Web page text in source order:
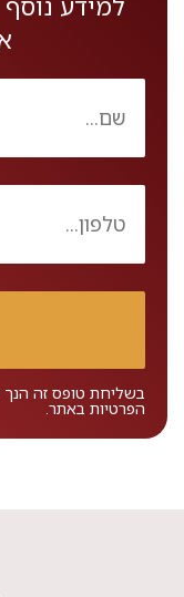
בשליחת טופס זה
הפרטיות באתר.